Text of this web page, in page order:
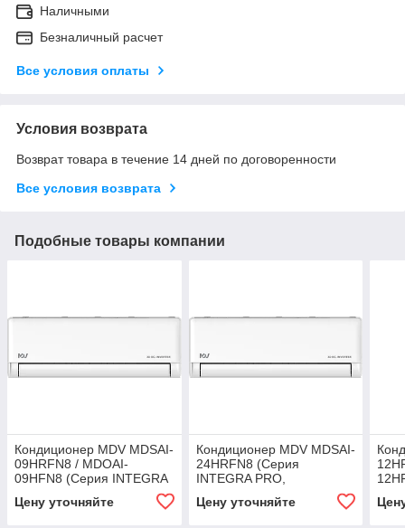
Наличными
Безналичный расчет
Все условия оплаты
Условия возврата
Возврат товара в течение 14 дней по договоренности
Все условия возврата
Подобные товары компании
Кондиционер MDV MDSAI-
09HRFN8 / MDOAI-
09HFN8 (Серия INTEGRA
R32, до 25 м²)
Цену уточняйте
Кондиционер MDV MDSAI-
24HRFN8 (Серия
INTEGRA PRO,
фреон R32, до 70 м²)
Цену уточняйте